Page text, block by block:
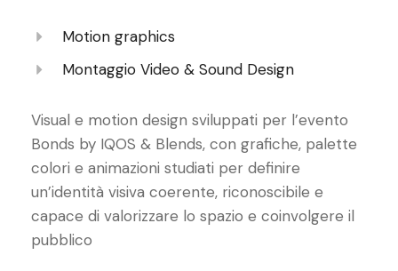
Motion graphics
Montaggio Video & Sound Design
Visual e motion design sviluppati per l’evento
Bonds by IQOS & Blends, con grafiche, palette
colori e animazioni studiati per definire
un’identità visiva coerente, riconoscibile e
capace di valorizzare lo spazio e coinvolgere il
pubblico